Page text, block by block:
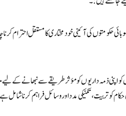
حکومتوں کی آئینی خودمختاری کا مستقل احترام
اپنی ذمہ داریوں کو مؤثر طریقے سے نبھانے کے
کو تربیت، تکنیکی مدد اور وسائل فراہم کرنا شامل